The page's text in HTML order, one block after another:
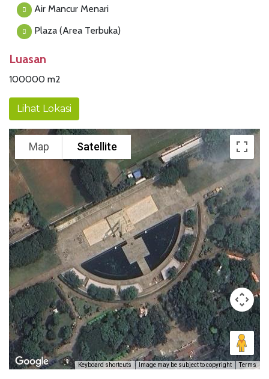
Air Mancur Menari
Plaza (Area Terbuka)
Luasan
100000 m2
Lihat Lokasi
Map Satellite
Keyboard shortcuts Image may be subject to copyright Terms